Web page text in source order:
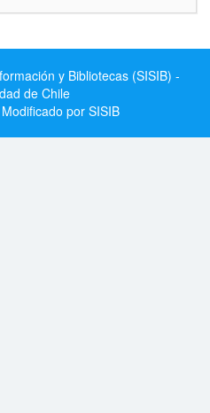
y Bibliotecas (SISIB) -
de Chile
por SISIB